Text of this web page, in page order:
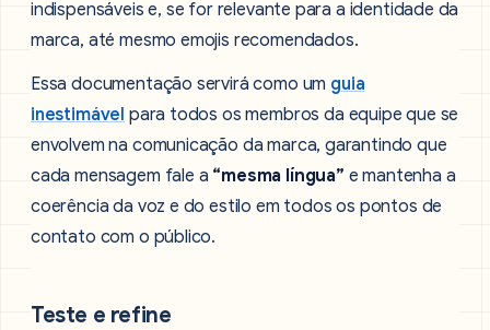
indispensáveis e, se for relevante para a identidade da
marca, até mesmo emojis recomendados.
Essa documentação servirá como um guia
inestimável para todos os membros da equipe que se
envolvem na comunicação da marca, garantindo que
cada mensagem fale a “mesma língua” e mantenha a
coerência da voz e do estilo em todos os pontos de
contato com o público.
Teste e refine